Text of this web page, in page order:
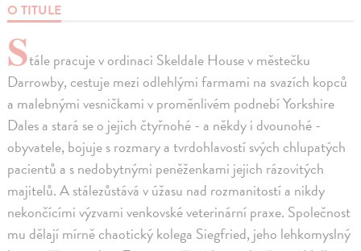
O TITULE
Stále pracuje v ordinaci Skeldale House v městečku
Darrowby, cestuje mezi odlehlými farmami na svazích kopců
a malebnými vesničkami v proměnlivém podnebí Yorkshire
Dales a stará se o jejich čtyřnohé - a někdy i dvounohé -
obyvatele, bojuje s rozmary a tvrdohlavostí svých chlupatých
pacientů a s nedobytnými peněženkami jejich rázovitých
majitelů. A stálezůstává v úžasu nad rozmanitostí a nikdy
nekončícími výzvami venkovské veterinární praxe. Společnost
mu dělají mírně chaotický kolega Siegfried, jeho lehkomyslný